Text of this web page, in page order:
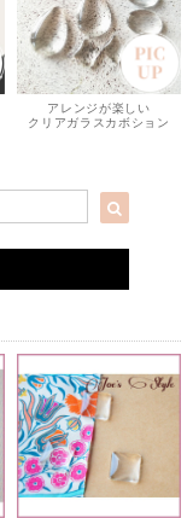
アレンジが楽しい
クリアガラスカボション